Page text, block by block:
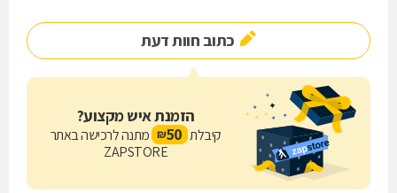
כתוב חוות דעת
הזמנת איש מקצוע?
קיבלת 50
₪ מתנה לרכישה באתר
ZAPSTORE